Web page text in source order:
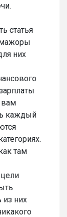
статья
них
вам
каждый
там
из них